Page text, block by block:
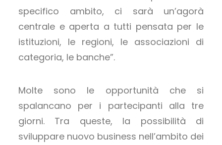
specifico ambito, ci sarà un’agorà
centrale e aperta a tutti pensata per le
istituzioni, le regioni, le associazioni di
categoria, le banche”.
Molte sono le opportunità che si
spalancano per i partecipanti alla tre
giorni. Tra queste, la possibilità di
sviluppare nuovo business nell’ambito dei